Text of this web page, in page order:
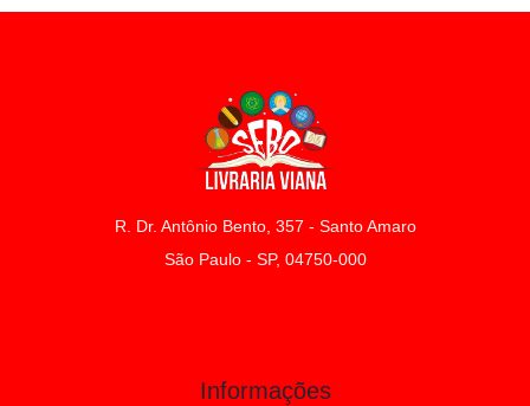
R. Dr. Antônio Bento, 357 - Santo Amaro
São Paulo - SP, 04750-000
Informações